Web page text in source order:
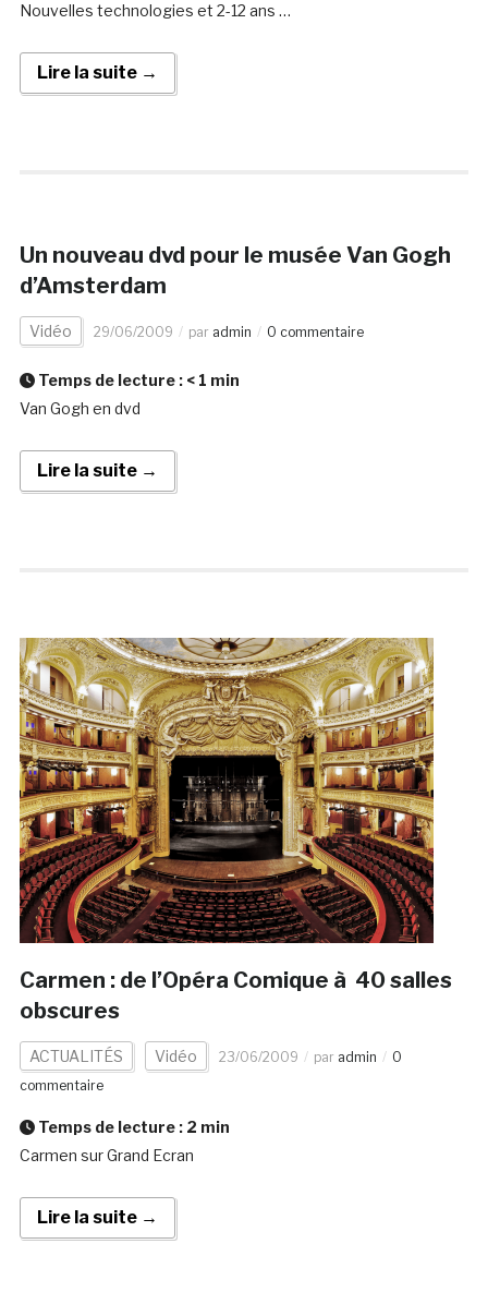
Nouvelles technologies et 2-12 ans …
Lire la suite →
Un nouveau dvd pour le musée Van Gogh
d’Amsterdam
Vidéo 29/06/2009 par admin 0 commentaire
Temps de lecture : < 1 min
Van Gogh en dvd
Lire la suite →
Carmen : de l’Opéra Comique à 40 salles
obscures
ACTUALITÉS Vidéo 23/06/2009 par admin
0
commentaire
Temps de lecture : 2 min
Carmen sur Grand Ecran
Lire la suite →